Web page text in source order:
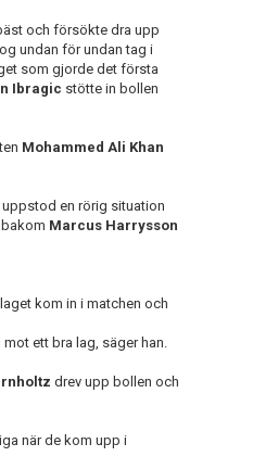
och försökte dra upp
undan för undan tag i
som gjorde det första
Ibragic stötte in bollen
Mohammed Ali Khan
en rörig situation
Marcus Harrysson
kom in i matchen och
ett bra lag, säger han.
drev upp bollen och
när de kom upp i